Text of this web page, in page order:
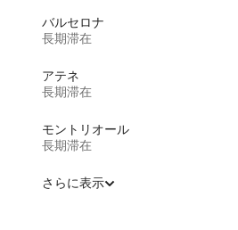
バルセロナ
長期滞在
アテネ
長期滞在
モントリオール
長期滞在
さらに表示